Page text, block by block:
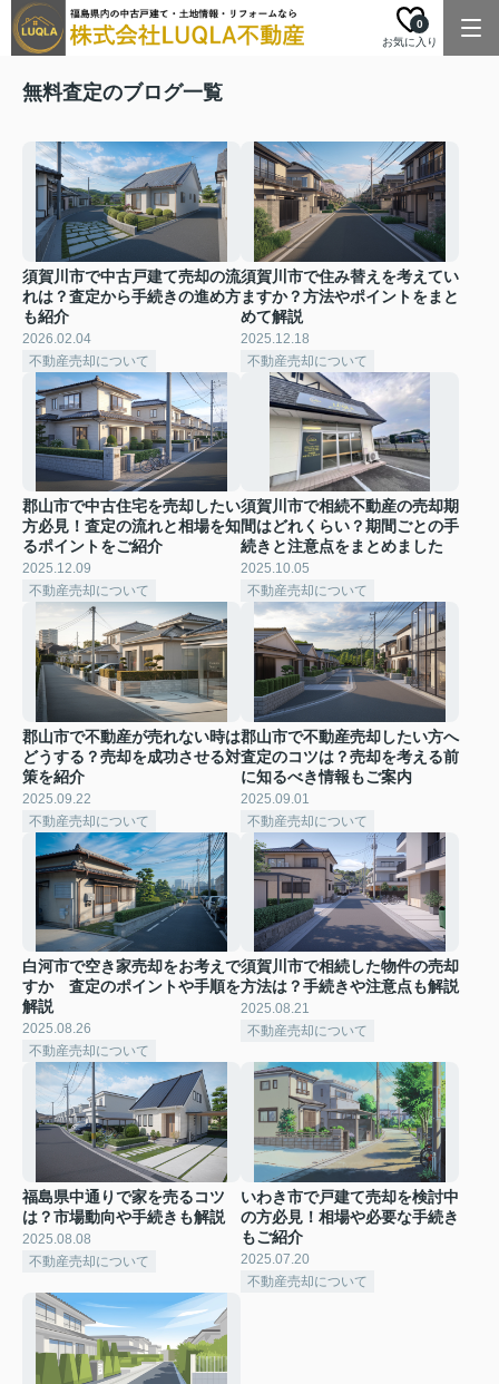
お気に入り
0
無料査定のブログ一覧
須賀川市で中古戸建て売却の流
れは？査定から手続きの進め方
も紹介
2026.02.04
不動産売却について
須賀川市で住み替えを考えてい
ますか？方法やポイントをまと
めて解説
2025.12.18
不動産売却について
郡山市で中古住宅を売却したい
方必見！査定の流れと相場を知
るポイントをご紹介
2025.12.09
不動産売却について
須賀川市で相続不動産の売却期
間はどれくらい？期間ごとの手
続きと注意点をまとめました
2025.10.05
不動産売却について
郡山市で不動産が売れない時は
どうする？売却を成功させる対
策を紹介
2025.09.22
不動産売却について
郡山市で不動産売却したい方へ
査定のコツは？売却を考える前
に知るべき情報もご案内
2025.09.01
不動産売却について
白河市で空き家売却をお考えで
すか 査定のポイントや手順を
解説
2025.08.26
不動産売却について
須賀川市で相続した物件の売却
方法は？手続きや注意点も解説
2025.08.21
不動産売却について
福島県中通りで家を売るコツ
は？市場動向や手続きも解説
2025.08.08
不動産売却について
いわき市で戸建て売却を検討中
の方必見！相場や必要な手続き
もご紹介
2025.07.20
不動産売却について